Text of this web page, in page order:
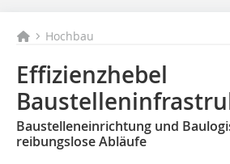
Hochbau
Effizienzhebel
Baustelleneinrichtung und
reibungslose Abläufe